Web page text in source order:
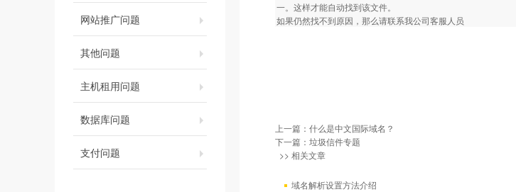
网站推广问题
其他问题
主机租用问题
数据库问题
支付问题
一。这样才能自动找到该文件。
如果仍然找不到原因，那么请联系我公司客服人员
上一篇： 什么是中文国际域名？
下一篇： 垃圾信件专题
>> 相关文章
域名解析设置方法介绍